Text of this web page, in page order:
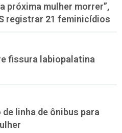
próxima mulher morrer”,
registrar 21 feminicídios
fissura labiopalatina
linha de ônibus para